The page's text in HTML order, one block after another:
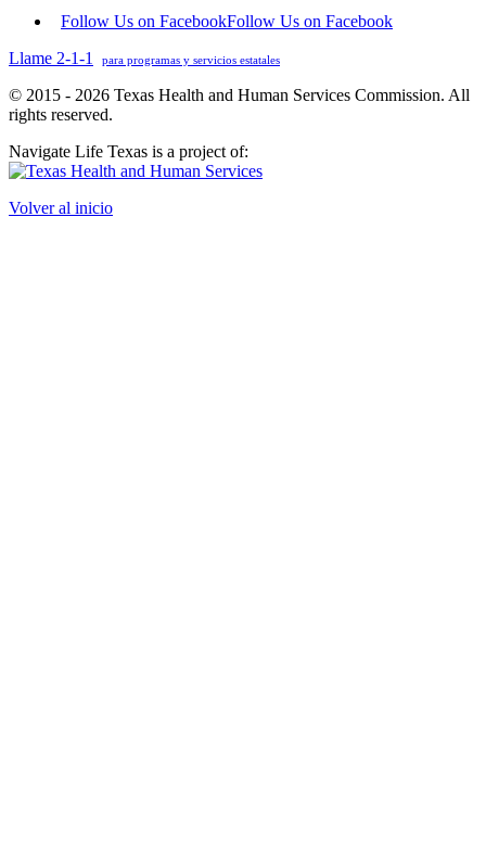
Follow Us on FacebookFollow Us on Facebook
Llame 2-1-1
para programas y servicios estatales
© 2015 - 2026 Texas Health and Human Services Commission. All
rights reserved.
Navigate Life Texas is a project of:
Volver al inicio